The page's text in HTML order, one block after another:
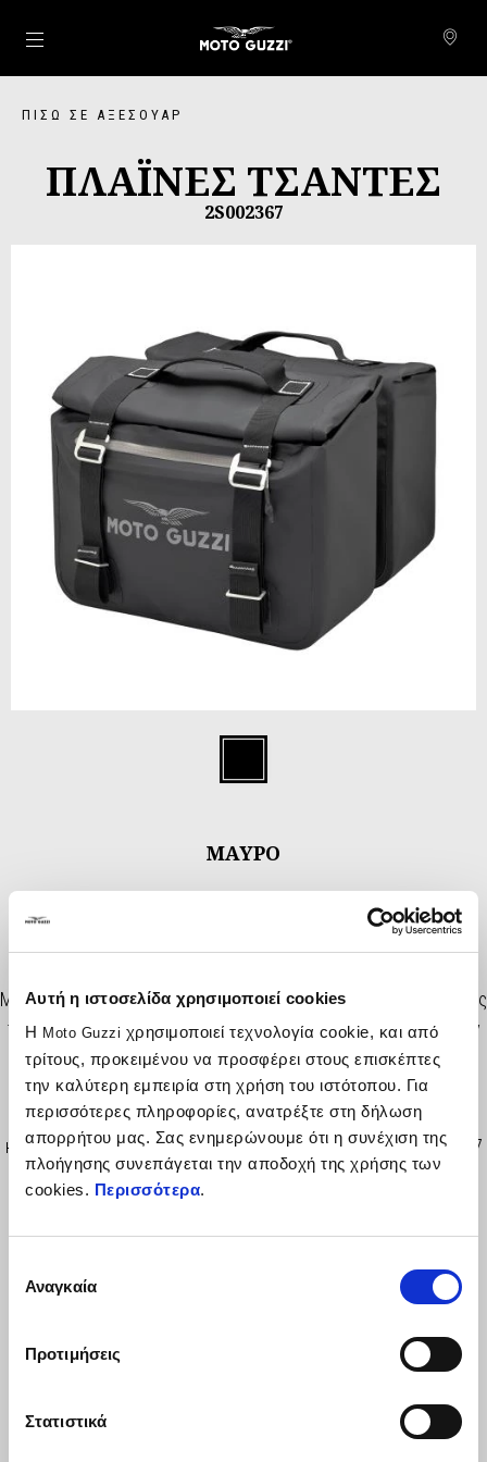
Αυτή η ιστοσελίδα χρησιμοποιεί cookies
Η Moto Guzzi χρησιμοποιεί τεχνολογία cookie, και από
τρίτους, προκειμένου να προσφέρει στους επισκέπτες
την καλύτερη εμπειρία στη χρήση του ιστότοπου. Για
περισσότερες πληροφορίες, ανατρέξτε στη δήλωση
απορρήτου μας. Σας ενημερώνουμε ότι η συνέχιση της
πλοήγησης συνεπάγεται την αποδοχή της χρήσης των
cookies. Περισσότερα.
συγκατάθεσης
Αναγκαία
Προτιμήσεις
Στατιστικά
Μετάβαση στο κυρίως περιεχόμενο
ΠΊΣΩ ΣΕ ΑΞΕΣΟΥΆΡ
ΠΛΑΪΝΕΣ ΤΣΑΝΤΕΣ
2S002367
ΜΑΎΡΟ
Μαύρο
Με το χαρακτηριστικό σχεδιασμό τους σε μαύρο χρώμα, οι νέες
τσάντες Moto Guzzi έχουν αναπτυχθεί για να επεκτείνουν την
πολυχρηστικότητα του V7 τόσο για αστικές μετακινήσεις όσο
και για τα ταξίδια το Σαββατοκύριακο. Η συνολική
χωρητικότητα είναι 50L (25L ΑΡ – 25L ΔΞ). Απαραίτητος ο
κωδικός 2S002080 για την τοποθέτηση τους στο V7. Για τα V7
Stone και V7 Sport είναι επίσης απαραίτητος ο κωδικός
2S001594. Στον κωδικό περιλαμβάνεται αδιάβροχο κάλυμμα.